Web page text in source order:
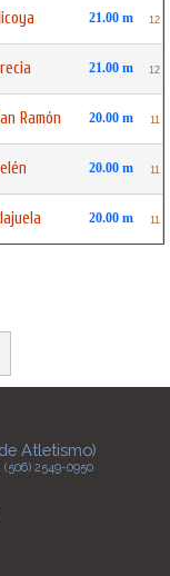
21.00 m 12
21.00 m 12
Ramón 20.00 m 11
20.00 m 11
20.00 m 11
Atletismo)
2549-0950